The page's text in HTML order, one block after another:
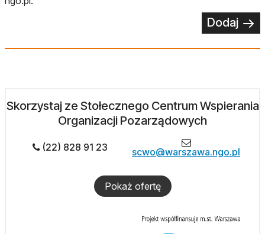
Dodaj
Skorzystaj ze Stołecznego Centrum Wspierania
Organizacji Pozarządowych
(22) 828 91 23 scwo@warszawa.ngo.pl
Pokaż ofertę